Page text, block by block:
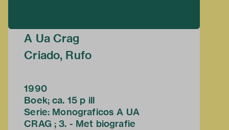
A Ua Crag
Criado, Rufo
1990
Boek; ca. 15 p ill
Serie: Monograficos A UA
CRAG ; 3. - Met biografie